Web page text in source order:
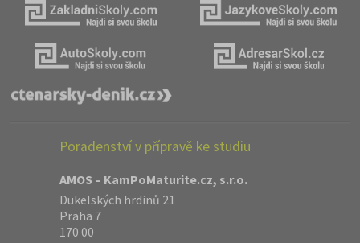
Poradenství v přípravě ke studiu
AMOS – KamPoMaturite.cz, s.r.o.
Dukelských hrdinů 21
Praha 7
170 00